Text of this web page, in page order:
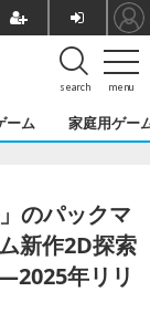
menu
search
ーム 家庭用ゲー
のパックマ
新作2D探索
年リリ